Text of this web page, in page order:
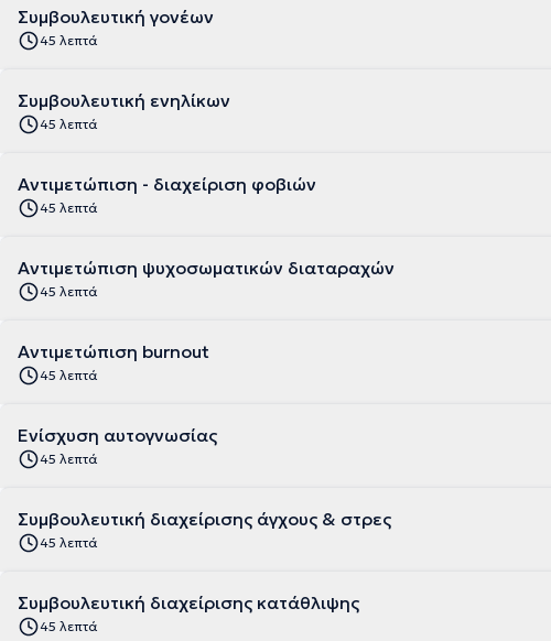
Συμβουλευτική γονέων
45 λεπτά
Συμβουλευτική ενηλίκων
45 λεπτά
Αντιμετώπιση - διαχείριση φοβιών
45 λεπτά
Αντιμετώπιση ψυχοσωματικών διαταραχών
45 λεπτά
Αντιμετώπιση burnout
45 λεπτά
Ενίσχυση αυτογνωσίας
45 λεπτά
Συμβουλευτική διαχείρισης άγχους & στρες
45 λεπτά
Συμβουλευτική διαχείρισης κατάθλιψης
45 λεπτά